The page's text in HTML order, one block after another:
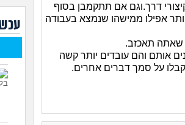
דרך.וגם אם תתקמבן בסוף
אפילו ממישהו שנמצא בעבודה
שאתה תאכזב.
אותם והם עובדים יותר קשה
על סמך דברים אחרים.